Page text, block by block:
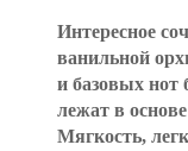
Интересное
ванильной
и базовых нот
лежат в
Мягкость,